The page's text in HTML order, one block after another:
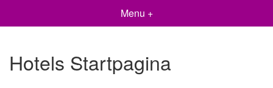
Menu +
Hotels Startpagina